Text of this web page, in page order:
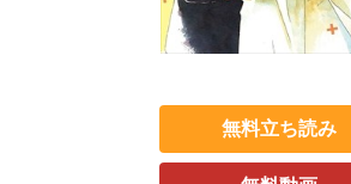
無料立ち読み